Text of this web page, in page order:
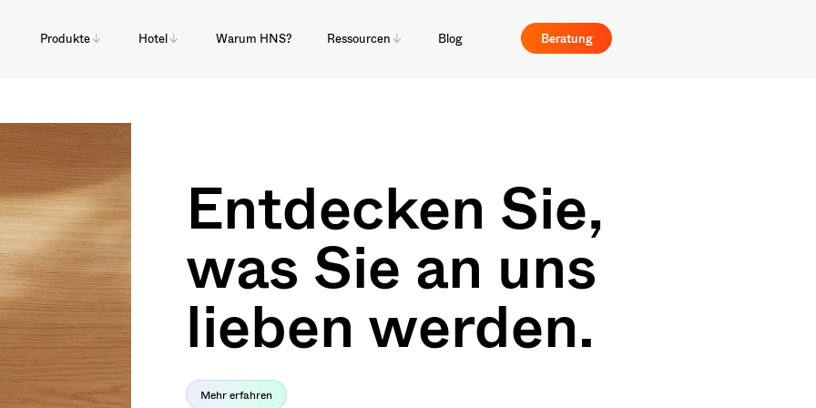
Produkte Hotel Warum HNS? Ressourcen Blog Beratung
Entdecken Sie,
was Sie an uns
lieben werden.
Mehr erfahren